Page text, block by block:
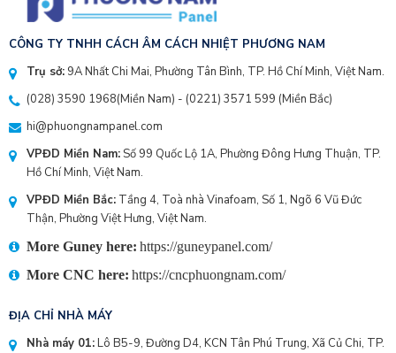
CÔNG TY TNHH CÁCH ÂM CÁCH NHIỆT PHƯƠNG NAM
Trụ sở: 9A Nhất Chi Mai, Phường Tân Bình, TP. Hồ Chí Minh, Việt Nam.
(028) 3590 1968(Miền Nam) - (0221) 3571 599 (Miền Bắc)
hi@phuongnampanel.com
VPĐD Miền Nam:Số 99 Quốc Lộ 1A, Phường Đông Hưng Thuận, TP.
Hồ Chí Minh, Việt Nam.
VPĐD Miền Bắc: Tầng 4, Toà nhà Vinafoam, Số 1, Ngõ 6 Vũ Đức
Thận, Phường Việt Hưng, Việt Nam.
More Guney here: https://guneypanel.com/
More CNC here: https://cncphuongnam.com/
ĐỊA CHỈ NHÀ MÁY
Nhà máy 01:Lô B5-9, Đường D4, KCN Tân Phú Trung, Xã Củ Chi, TP.